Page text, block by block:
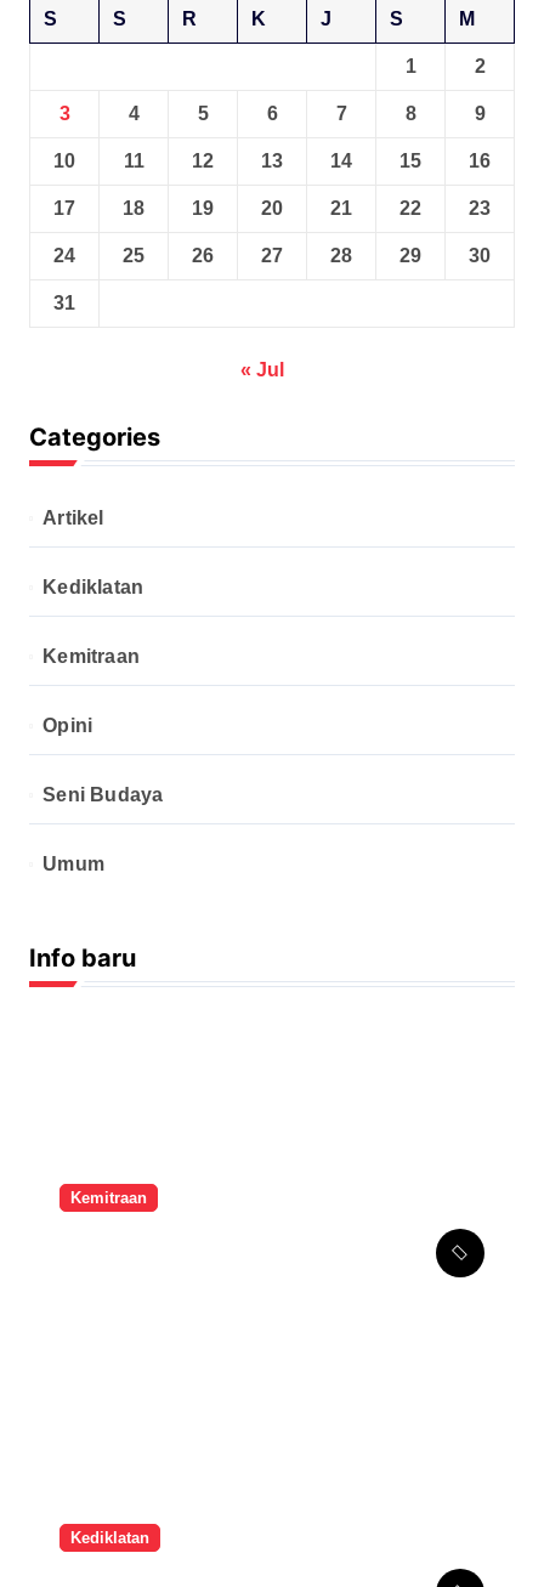
S
S R K J S M
1 2
3 4 5 6 7 8 9
10 11 12 13 14 15 16
17 18 19 20 21 22 23
24 25 26 27 28 29 30
31
« Jul
Categories
Artikel
Kediklatan
Kemitraan
Opini
Seni Budaya
Umum
Info baru
Kemitraan
Kediklatan